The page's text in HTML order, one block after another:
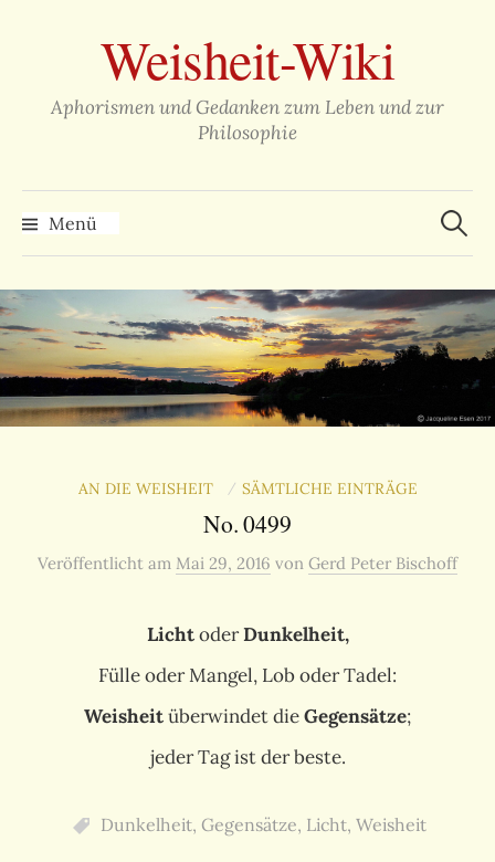
überspringenWeisheit-Wiki
Aphorismen und Gedanken zum Leben und zur
Philosophie
Menü
Suchen
nach:
AN DIE WEISHEIT / SÄMTLICHE EINTRÄGE
No. 0499
Veröffentlicht am Mai 29, 2016 von Gerd Peter Bischoff
LichtoderDunkelheit,
Fülle oder Mangel, Lob oder Tadel:
Weisheitüberwindet dieGegensätze;
jeder Tag ist der beste.
Dunkelheit, Gegensätze, Licht, Weisheit